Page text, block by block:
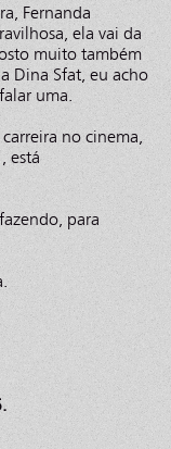
Fernanda
ela vai da
muito também
Dina Sfat, eu acho
uma.
no cinema,
está
para